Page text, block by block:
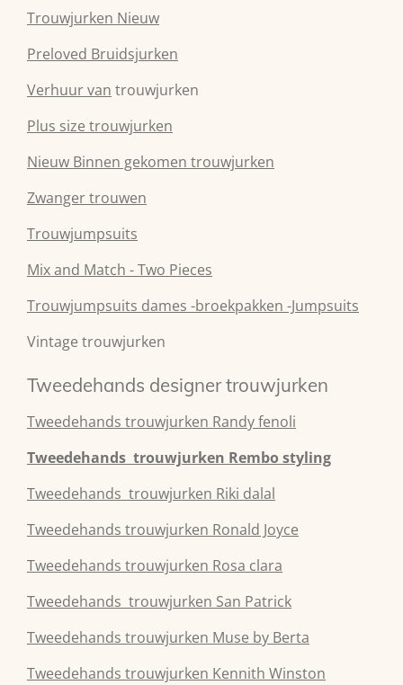
Trouwjurken Nieuw
Preloved Bruidsjurken
Verhuur van trouwjurken
Plus size trouwjurken
Nieuw Binnen gekomen trouwjurken
Zwanger trouwen
Trouwjumpsuits
Mix and Match - Two Pieces
Trouwjumpsuits dames -broekpakken -Jumpsuits
Vintage trouwjurken
Tweedehands designer trouwjurken
Tweedehands trouwjurken Randy fenoli
Tweedehands trouwjurken Rembo styling
Tweedehands trouwjurken Riki dalal
Tweedehands trouwjurken Ronald Joyce
Tweedehands trouwjurken Rosa clara
Tweedehands trouwjurken San Patrick
Tweedehands trouwjurken Muse by Berta
Tweedehands trouwjurken Kennith Winston